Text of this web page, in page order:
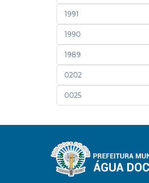
1991
1990
1989
0202
0025